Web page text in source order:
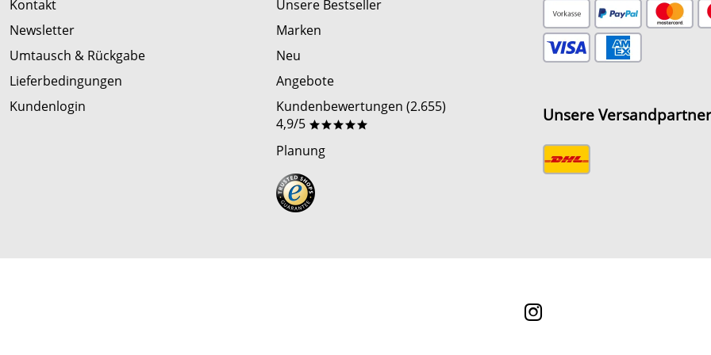
Kontakt
Newsletter
Umtausch & Rückgabe
Lieferbedingungen
Kundenlogin
Unsere Bestseller
Marken
Neu
Angebote
Kundenbewertungen (2.655)
4,9/5 *****
Planung
Unsere Versandpartner